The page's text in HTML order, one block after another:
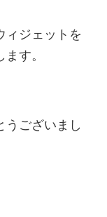
ィジェットを
す。
うございまし